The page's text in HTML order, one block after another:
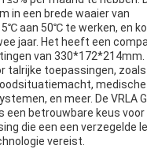
in een brede waaier van
aan 50℃ te werken, en
jaar. Het heeft een
van 330*172*214mm.
talrijke toepassingen, zoals
medische
en meer. De VRLA
een betrouwbare keus
die een een verzegelde
vereist.